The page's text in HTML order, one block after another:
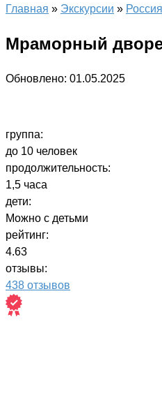
Главная » Экскурсии » Россия
Мраморный
Обновлено: 01.05.2025
группа:
до 10 человек
продолжительность:
1,5 часа
дети:
Можно с детьми
рейтинг:
4.63
отзывы:
438 отзывов